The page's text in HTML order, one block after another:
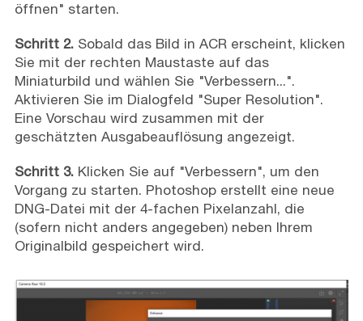
öffnen" starten.
Schritt 2.Sobald das Bild in ACR erscheint, klicken
Sie mit der rechten Maustaste auf das
Miniaturbild und wählen Sie "Verbessern...".
Aktivieren Sie im Dialogfeld "Super Resolution".
Eine Vorschau wird zusammen mit der
geschätzten Ausgabeauflösung angezeigt.
Schritt 3.Klicken Sie auf "Verbessern", um den
Vorgang zu starten. Photoshop erstellt eine neue
DNG-Datei mit der 4-fachen Pixelanzahl, die
(sofern nicht anders angegeben) neben Ihrem
Originalbild gespeichert wird.